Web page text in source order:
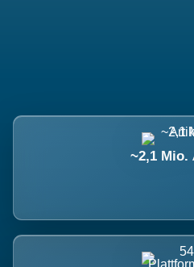
~2,1 Mio.